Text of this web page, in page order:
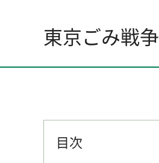
東京ごみ戦争
目次